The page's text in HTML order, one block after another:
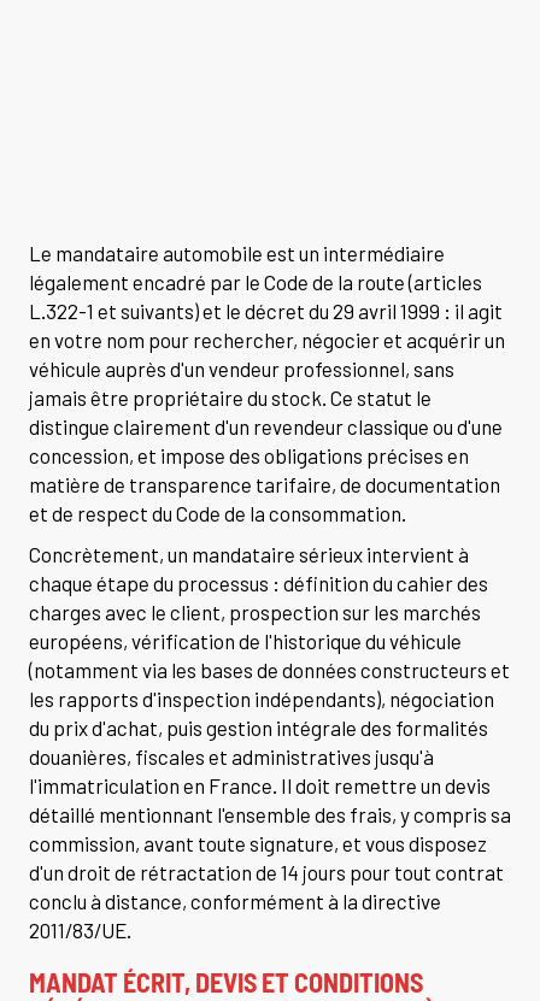
Le mandataire automobile est un intermédiaire
légalement encadré par le Code de la route (articles
L.322-1 et suivants) et le décret du 29 avril 1999 : il agit
en votre nom pour rechercher, négocier et acquérir un
véhicule auprès d'un vendeur professionnel, sans
jamais être propriétaire du stock. Ce statut le
distingue clairement d'un revendeur classique ou d'une
concession, et impose des obligations précises en
matière de transparence tarifaire, de documentation
et de respect du Code de la consommation.
Concrètement, un mandataire sérieux intervient à
chaque étape du processus : définition du cahier des
charges avec le client, prospection sur les marchés
européens, vérification de l'historique du véhicule
(notamment via les bases de données constructeurs et
les rapports d'inspection indépendants), négociation
du prix d'achat, puis gestion intégrale des formalités
douanières, fiscales et administratives jusqu'à
l'immatriculation en France. Il doit remettre un devis
détaillé mentionnant l'ensemble des frais, y compris sa
commission, avant toute signature, et vous disposez
d'un droit de rétractation de 14 jours pour tout contrat
conclu à distance, conformément à la directive
2011/83/UE.
MANDAT ÉCRIT, DEVIS ET CONDITIONS